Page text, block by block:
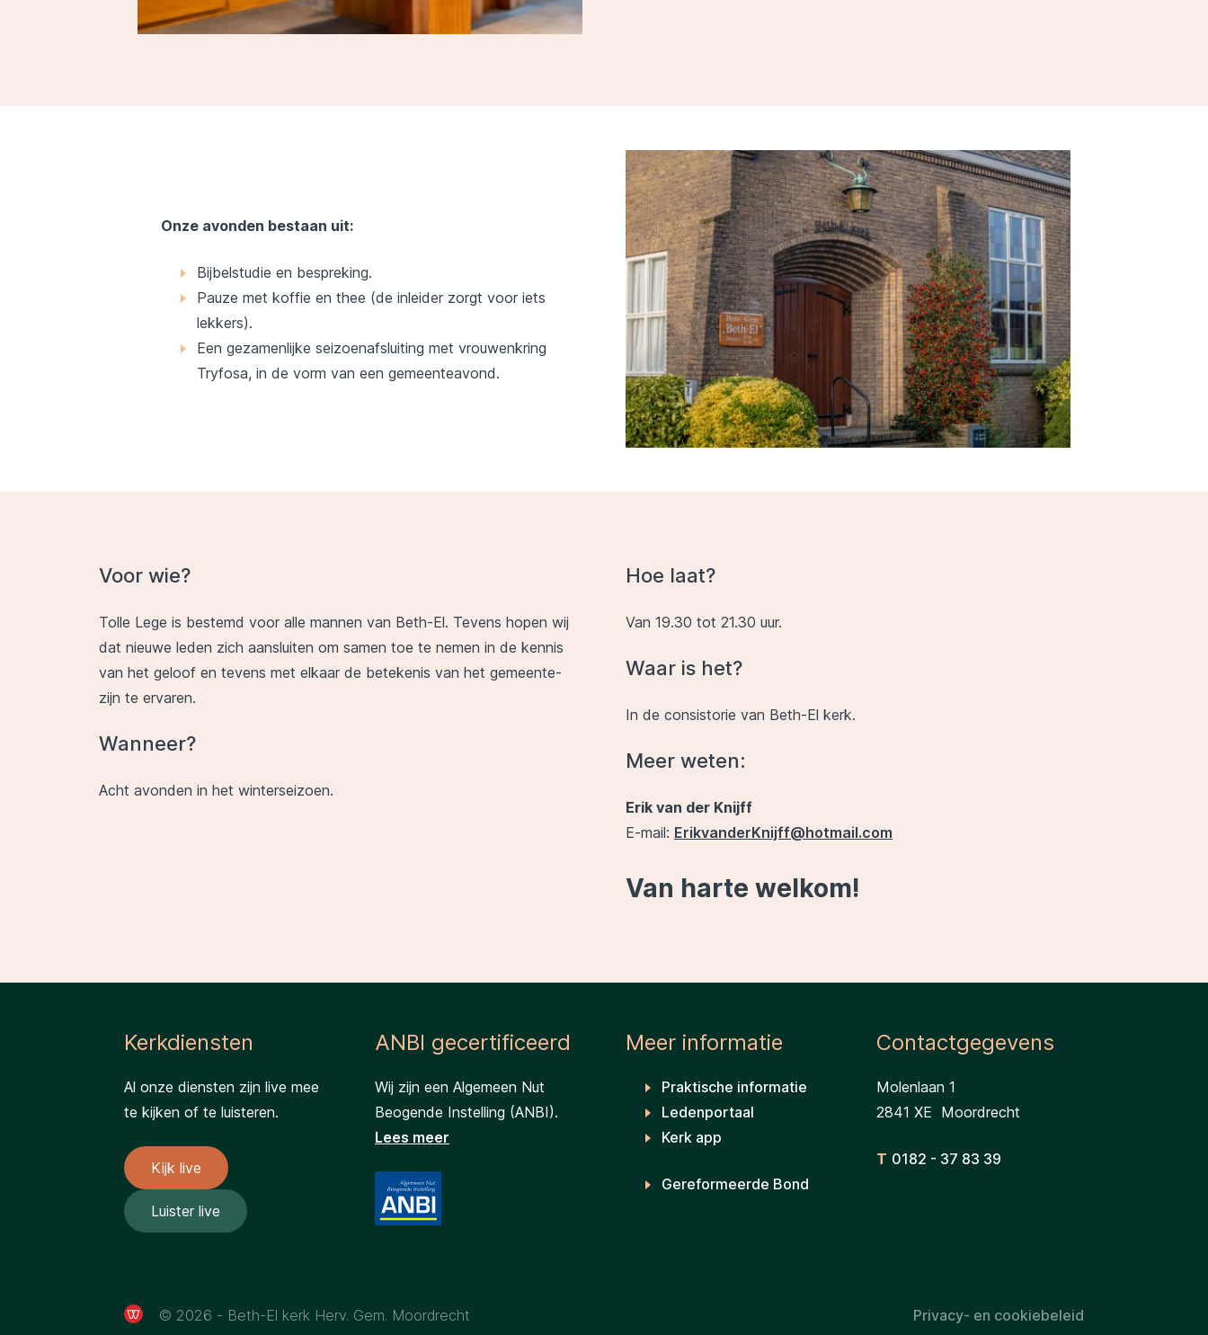
Onze avonden bestaan uit:
Bijbelstudie en bespreking.
Pauze met koffie en thee (de inleider zorgt voor iets
lekkers).
Een gezamenlijke seizoenafsluiting met vrouwenkring
Tryfosa, in de vorm van een gemeenteavond.
Voor wie?
Tolle Lege is bestemd voor alle mannen van Beth-El. Tevens hopen wij
dat nieuwe leden zich aansluiten om samen toe te nemen in de kennis
van het geloof en tevens met elkaar de betekenis van het gemeente-
zijn te ervaren.
Wanneer?
Acht avonden in het winterseizoen.
Hoe laat?
Van 19.30 tot 21.30 uur.
Waar is het?
In de consistorie van Beth-El kerk.
Meer weten:
Erik van der Knijff
E-mail: ErikvanderKnijff@hotmail.com
Van harte welkom!
Kerkdiensten
Al onze diensten zijn live mee
te kijken of te luisteren.
Kijk live
Luister live
ANBI gecertificeerd
Wij zijn een Algemeen Nut
Beogende Instelling (ANBI).
Lees meer
Meer informatie
Praktische informatie
Ledenportaal
Kerk app
Gereformeerde Bond
Contactgegevens
Molenlaan 1
2841 XE Moordrecht
T 0182 - 37 83 39
© 2026 - Beth-El kerk Herv. Gem. Moordrecht Privacy- en cookiebeleid